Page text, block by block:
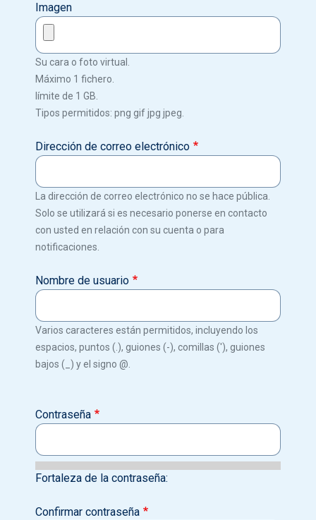
Imagen
Su cara o foto virtual.
Máximo 1 fichero.
límite de 1 GB.
Tipos permitidos: png gif jpg jpeg.
Dirección de correo electrónico
La dirección de correo electrónico no se hace pública.
Solo se utilizará si es necesario ponerse en contacto
con usted en relación con su cuenta o para
notificaciones.
Nombre de usuario
Varios caracteres están permitidos, incluyendo los
espacios, puntos (.), guiones (-), comillas ('), guiones
bajos (_) y el signo @.
Contraseña
Fortaleza de la contraseña:
Confirmar contraseña